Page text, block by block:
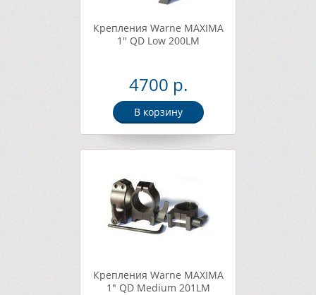
Крепления Warne MAXIMA
1" QD Low 200LM
4700 р.
В корзину
Крепления Warne MAXIMA
1" QD Medium 201LM